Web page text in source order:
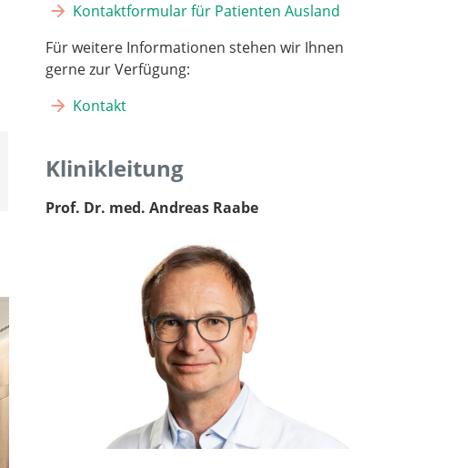
Kontaktformular für Patienten Ausland
Für weitere Informationen stehen wir Ihnen
gerne zur Verfügung:
Kontakt
Klinikleitung
Prof. Dr. med. Andreas Raabe